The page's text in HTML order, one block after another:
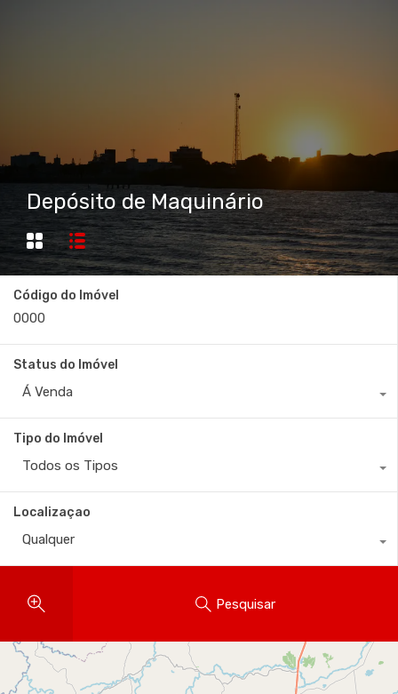
Depósito de Maquinário
Código do Imóvel
Status do Imóvel
Á Venda
Tipo do Imóvel
Todos os Tipos
Localizaçao
Qualquer
Pesquisar